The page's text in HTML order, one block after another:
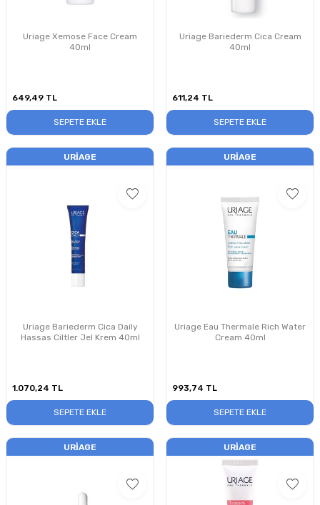
Uriage Xemose Face Cream
40ml
649,49 TL
SEPETE EKLE
Uriage Bariederm Cica Cream
40ml
611,24 TL
SEPETE EKLE
URIAGE
Uriage Bariederm Cica Daily
Hassas Ciltler Jel Krem 40ml
1.070,24 TL
SEPETE EKLE
URIAGE
Uriage Eau Thermale Rich Water
Cream 40ml
993,74 TL
SEPETE EKLE
URIAGE URIAGE